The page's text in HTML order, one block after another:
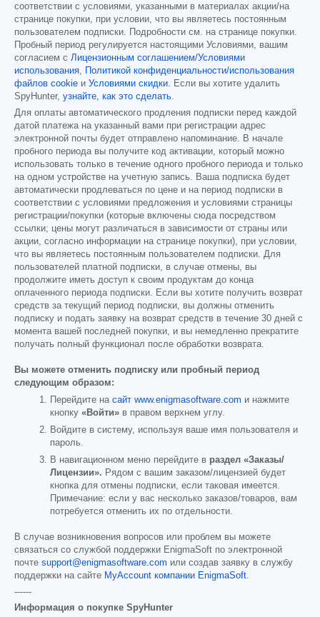
соответствии с условиями, указанными в материалах акции/на
странице покупки, при условии, что вы являетесь постоянным
пользователем подписки. Подробности см. на странице покупки.
Пробный период регулируется настоящими Условиями, вашим
согласием с Лицензионным соглашением/Условиями
использования
Политикой конфиденциальности/использования
файлов cookie и Условиями скидки . Если вы хотите удалить
SpyHunter, узнайте, как это сделать
Для оплаты автоматического продления подписки перед каждой
датой платежа на указанный вами при регистрации адрес
электронной почты будет отправлено напоминание. В начале
пробного периода вы получите код активации, который можно
использовать только в течение одного пробного периода и только
на одном устройстве на учетную запись. Ваша подписка будет
автоматически продлеваться по цене и на период подписки в
соответствии с условиями предложения и условиями страницы
регистрации/покупки (которые включены сюда посредством
ссылки; цены могут различаться в зависимости от страны или
акции, согласно информации на странице покупки), при условии,
что вы являетесь постоянным пользователем подписки. Для
пользователей платной подписки, в случае отмены, вы
продолжите иметь доступ к своим продуктам до конца
оплаченного периода подписки. Если вы хотите получить возврат
средств за текущий период подписки, вы должны отменить
подписку и подать заявку на возврат средств в течение 30 дней с
момента вашей последней покупки, и вы немедленно прекратите
получать полный функционал после обработки возврата.
Вы можете отменить подписку или пробный период
следующим образом:
Перейдите на сайт www.enigmasoftware.com и нажмите
кнопку «Войти» в правом верхнем углу.
Войдите в систему, используя ваше имя пользователя и
пароль.
В навигационном меню перейдите в раздел «Заказы/
Лицензии». Рядом с вашим заказом/лицензией будет
кнопка для отмены подписки, если таковая имеется.
Примечание: если у вас несколько заказов/товаров, вам
потребуется отменить их по отдельности.
В случае возникновения вопросов или проблем вы можете
связаться со службой поддержки EnigmaSoft по электронной
почте support@enigmasoftware.com или создав заявку в службу
поддержки на сайте MyAccount компании EnigmaSoft.
------
Информация о покупке SpyHunter